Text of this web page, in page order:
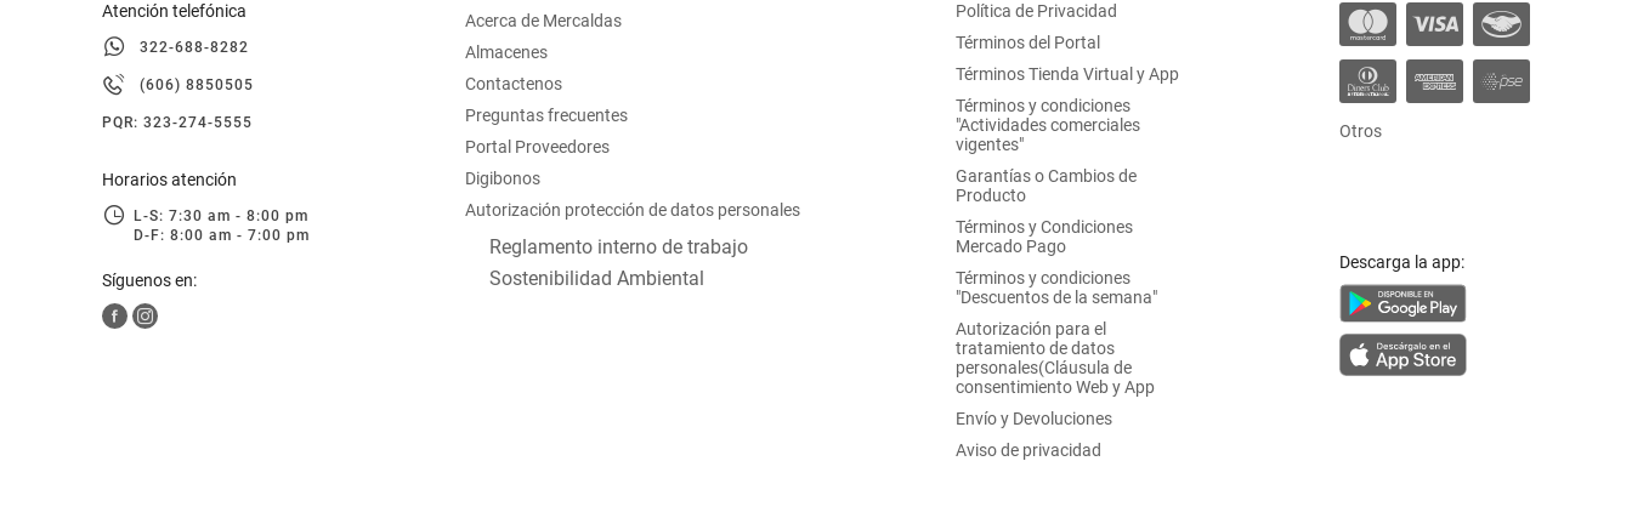
Atención telefónica
322-688-8282
(606) 8850505
PQR: 323-274-5555
Horarios atención
L-S: 7:30 am - 8:00 pm
D-F: 8:00 am - 7:00 pm
Síguenos en:
Acerca de Mercaldas
Almacenes
Contactenos
Preguntas frecuentes
Portal Proveedores
Digibonos
Autorización protección de datos personales
Reglamento interno de trabajo
Sostenibilidad Ambiental
Política de Privacidad
Términos del Portal
Términos Tienda Virtual y App
Términos y condiciones
"Actividades comerciales
vigentes"
Garantías o Cambios de
Producto
Términos y Condiciones
Mercado Pago
Términos y condiciones
"Descuentos de la semana"
Autorización para el
tratamiento de datos
personales(Cláusula de
consentimiento Web y App
Envío y Devoluciones
Aviso de privacidad
Otros
Descarga la app: